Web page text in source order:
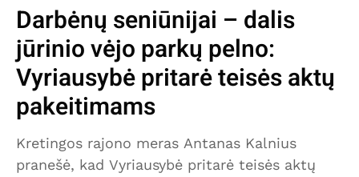
Darbėnų seniūnijai – dalis
jūrinio vėjo parkų pelno:
Vyriausybė pritarė teisės aktų
pakeitimams
Kretingos rajono meras Antanas Kalnius
pranešė, kad Vyriausybė pritarė teisės aktų